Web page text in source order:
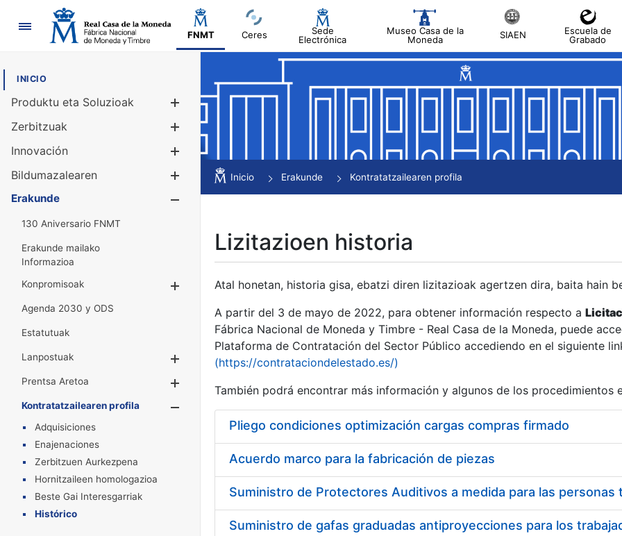
Nabigazioa
FNMT Ceres
Sede
Electrónica
Museo Casa de la
Moneda
SIAEN
Escuela de
Grabado
INICIO
Produktu eta Soluzioak
Erakutsi/Ezkutatu
Zerbitzuak
Innovación
Bildumazalearen
Erakutsi/Ezkutatu
Erakunde
130 Aniversario FNMT
Erakunde mailako
Informazioa
Konpromisoak
Erakutsi/Ezkutatu
Agenda 2030 y ODS
Estatutuak
Lanpostuak
Erakutsi/Ezkutatu
Prentsa Aretoa
Erakutsi/Ezkutatu
Kontratatzailearen profila
Erakutsi/Ezkutatu
Adquisiciones
Enajenaciones
Zerbitzuen Aurkezpena
Hornitzaileen homologazioa
Beste Gai Interesgarriak
Histórico
Inicio Erakunde Kontratatzailearen profila
Lizitazioen historia
Atal honetan, historia gisa, ebatzi diren lizitazioak agertzen dira, baita hain
A partir del 3 de mayo de 2022, para obtener información respecto a
Fábrica Nacional de Moneda y Timbre - Real Casa de la Moneda, puede
Plataforma de Contratación del Sector Público accediendo en el siguiente
(https://contrataciondelestado.es/)
También podrá encontrar más información y algunos de los procedimientos
Pliego condiciones optimización cargas compras firmado
Acuerdo marco para la fabricación de piezas